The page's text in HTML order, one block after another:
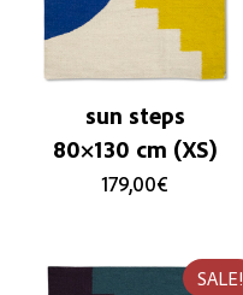
sun steps
80×130 cm (XS)
179,00€
SALE!